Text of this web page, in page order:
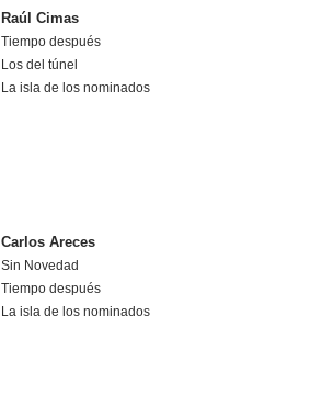
Raúl Cimas
Tiempo después
Los del túnel
La isla de los nominados
Carlos Areces
Sin Novedad
Tiempo después
La isla de los nominados